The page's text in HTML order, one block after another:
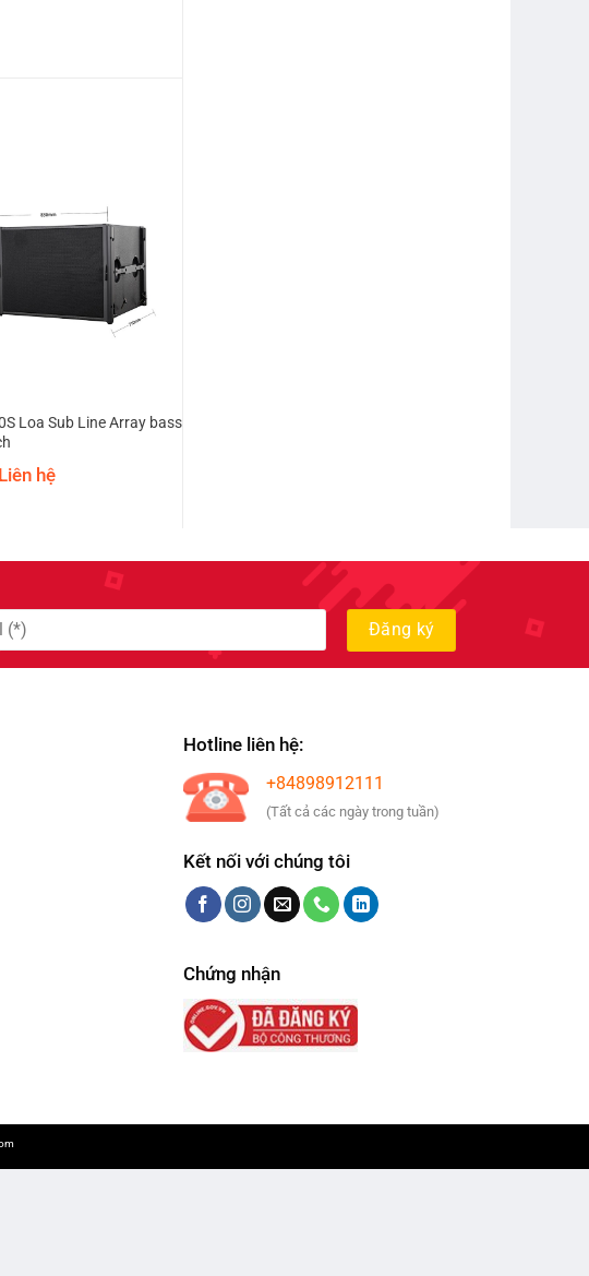
Loa Sub Line Array bass
hệ
Hotline liên hệ:
+84898912111
(Tất cả các ngày trong tuần)
Kết nối với chúng tôi
Chứng nhận